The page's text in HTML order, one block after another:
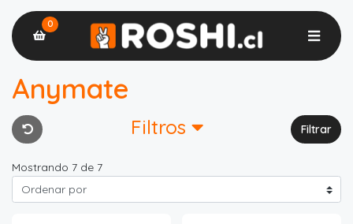
0
Anymate
Filtros Filtrar
Mostrando 7 de 7